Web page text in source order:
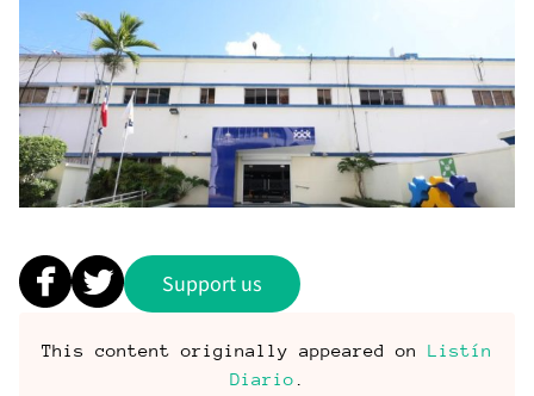
Support us
This content originally appeared on Listín
Diario .